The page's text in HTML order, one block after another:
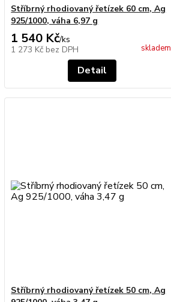
Stříbrný rhodiovaný řetízek 60 cm, Ag
925/1000, váha 6,97 g
1 540 Kč/ks
1 273 Kč bez DPH skladem
Detail
Stříbrný rhodiovaný řetízek 50 cm, Ag